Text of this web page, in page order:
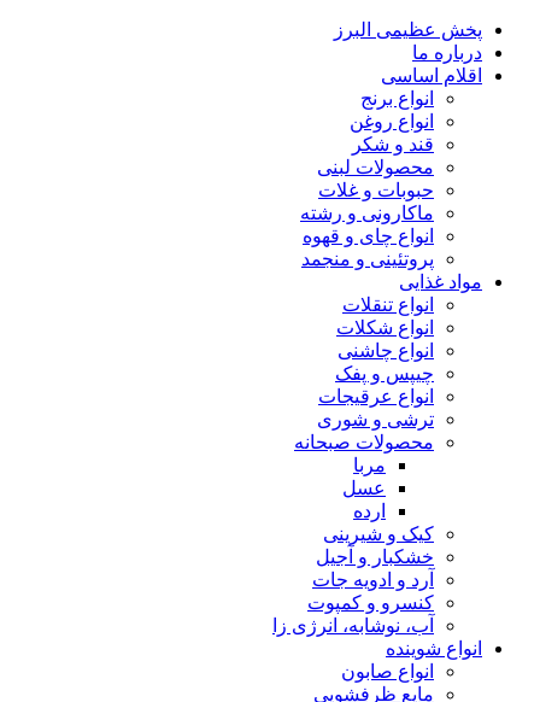
پخش عظیمی البرز
درباره ما
اقلام اساسی
انواع برنج
انواع روغن
قند و شکر
محصولات لبنی
حبوبات و غلات
ماکارونی و رشته
انواع چای و قهوه
پروتئینی و منجمد
مواد غذایی
انواع تنقلات
انواع شکلات
انواع چاشنی
چیپس و پفک
انواع عرقیجات
ترشی و شوری
محصولات صبحانه
مربا
عسل
ارده
کیک و شیرینی
خشکبار و آجیل
آرد و ادویه جات
کنسرو و کمپوت
آب، نوشابه، انرژی زا
انواع شوینده
انواع صابون
مایع ظرفشویی